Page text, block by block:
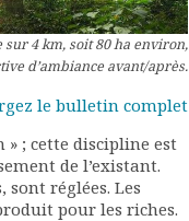
4 km, soit 80 ha environ,
d’ambiance avant/après.
le bulletin complet
; cette discipline est
de l’existant.
réglées. Les
pour les riches.